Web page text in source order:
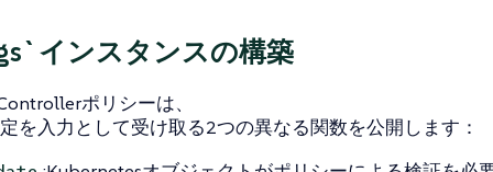
インスタンスの構築
ポリシーは、
を入力として受け取る2つの異なる関数を公開します：